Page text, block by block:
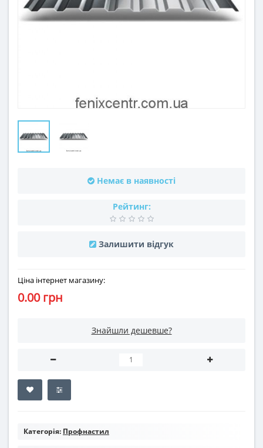
Немає в наявності
Рейтинг:
Залишити відгук
Ціна інтернет магазину:
0.00 грн
Знайшли дешевше?
Категорія: Профнастил